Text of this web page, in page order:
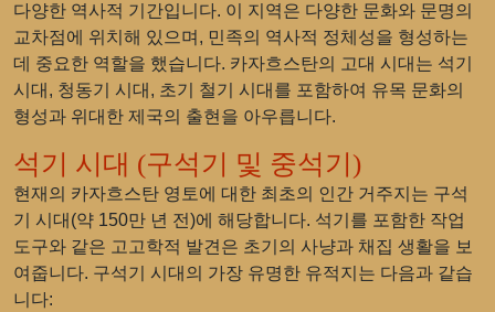
다양한 역사적 기간입니다. 이 지역은 다양한 문화와 문명의
교차점에 위치해 있으며, 민족의 역사적 정체성을 형성하는
데 중요한 역할을 했습니다. 카자흐스탄의 고대 시대는 석기
시대, 청동기 시대, 초기 철기 시대를 포함하여 유목 문화의
형성과 위대한 제국의 출현을 아우릅니다.
석기 시대 (구석기 및 중석기)
현재의 카자흐스탄 영토에 대한 최초의 인간 거주지는 구석
기 시대(약 150만 년 전)에 해당합니다. 석기를 포함한 작업
도구와 같은 고고학적 발견은 초기의 사냥과 채집 생활을 보
여줍니다. 구석기 시대의 가장 유명한 유적지는 다음과 같습
니다: